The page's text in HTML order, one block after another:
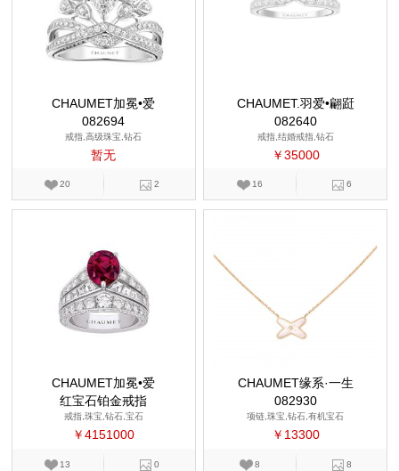
CHAUMET加冕•爱
082694
戒指,高级珠宝,钻石
暂无
20 2
CHAUMET.羽爱•翩跹
082640
戒指,结婚戒指,钻石
￥35000
16 6
CHAUMET加冕•爱
红宝石铂金戒指
戒指,珠宝,钻石,宝石
￥4151000
13 0
CHAUMET缘系·一生
082930
项链,珠宝,钻石,有机宝石
￥13300
8 8